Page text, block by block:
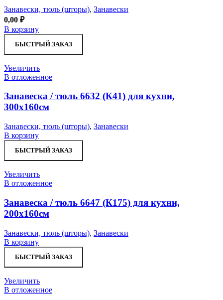
Занавески, тюль (шторы), Занавески
0,00 ₽
В корзину
БЫСТРЫЙ ЗАКАЗ
Увеличить
В отложенное
Занавеска / тюль 6632 (К41) для кухни,
300х160см
Занавески, тюль (шторы), Занавески
В корзину
БЫСТРЫЙ ЗАКАЗ
Увеличить
В отложенное
Занавеска / тюль 6647 (К175) для кухни,
200х160см
Занавески, тюль (шторы), Занавески
В корзину
БЫСТРЫЙ ЗАКАЗ
Увеличить
В отложенное